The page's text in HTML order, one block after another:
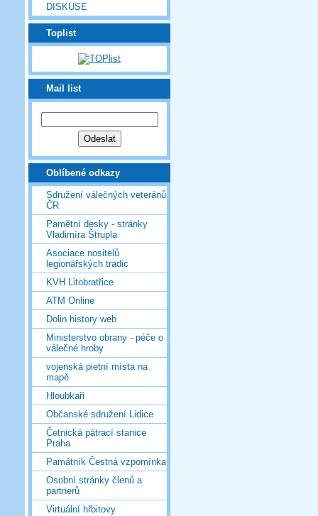
DISKUSE
Toplist
Mail list
Oblíbené odkazy
Sdružení válečných veteránů
ČR
Pamětní desky - stránky
Vladimíra Štrupla
Asociace nositelů
legionářských tradic
KVH Litobratřice
ATM Online
Dolin history web
Ministerstvo obrany - péče o
válečné hroby
vojenská pietní místa na
mapě
Hloubkaři
Občanské sdružení Lidice
Četnická pátrací stanice
Praha
Památník Čestná vzpomínka
Osobní stránky členů a
partnerů
Virtuální hřbitovy